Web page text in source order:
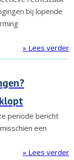
bij lopende
» Lees verder
periode bericht
een
» Lees verder